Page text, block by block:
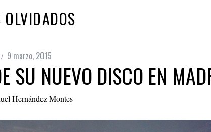
OLVIDADOS
9 marzo, 2015
SU NUEVO DISCO EN
Hernández Montes